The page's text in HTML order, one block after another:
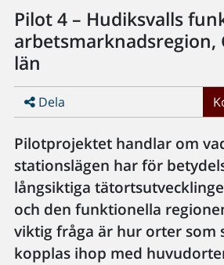
Pilot 4 – Hudiksvalls
arbetsmarknadsregion,
län
Dela
Pilotprojektet handlar om
stationslägen har för
långsiktiga
och den funktionella
viktig fråga är hur orter som
kopplas ihop med